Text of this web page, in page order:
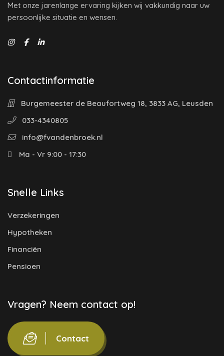
Met onze jarenlange ervaring kijken wij vakkundig naar uw
persoonlijke situatie en wensen.
Contactinformatie
Burgemeester de Beaufortweg 18, 3833 AG, Leusden
033-4340805
info@fvandenbroek.nl
Ma - Vr 9:00 - 17:30
Snelle Links
Verzekeringen
Hypotheken
Financiën
Pensioen
Vragen? Neem contact op!
Contact